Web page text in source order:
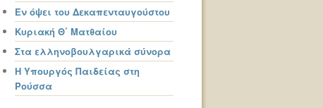
Εν όψει του Δεκαπενταυγούστου
Κυριακή Θ΄ Ματθαίου
Στα ελληνοβουλγαρικά σύνορα
Η Υπουργός Παιδείας στη
Ρούσσα